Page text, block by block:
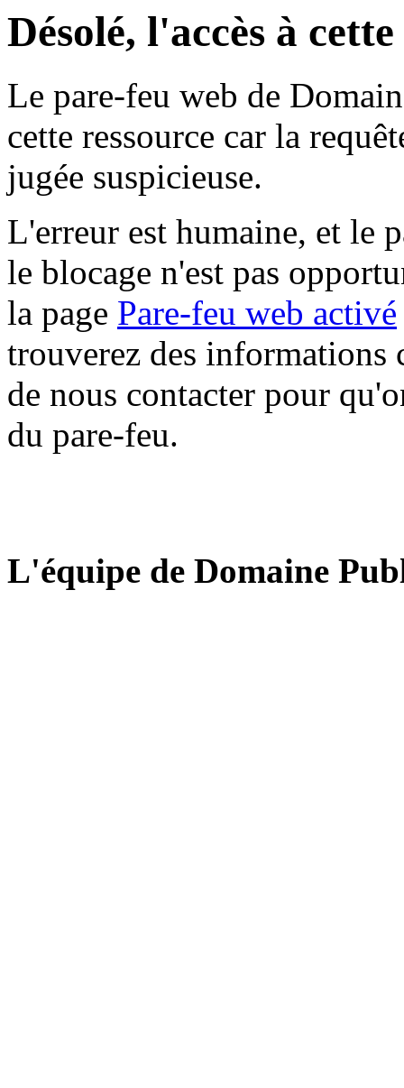
Désolé, l'accès à
Le pare-feu web de
cette ressource car la
jugée suspicieuse.
L'erreur est humaine, et le
le blocage n'est pas
la page Pare-feu web activé
trouverez des informations
de nous contacter pour
du pare-feu.
L'équipe de Domaine